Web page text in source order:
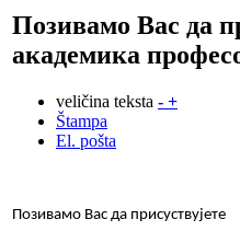
Позивамо Вас да
академика
veličina teksta - +
Štampa
El. pošta
Позивамо Вас да присуствујете